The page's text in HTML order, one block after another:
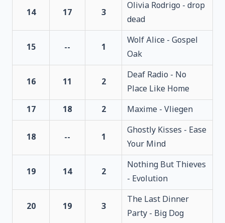
14 17 3
Olivia Rodrigo - drop
dead
15 -- 1
Wolf Alice - Gospel
Oak
16 11 2
Deaf Radio - No
Place Like Home
17
18 2 Maxime - Vliegen
18 -- 1
Ghostly Kisses - Ease
Your Mind
19 14 2
Nothing But Thieves
- Evolution
20 19 3
The Last Dinner
Party - Big Dog